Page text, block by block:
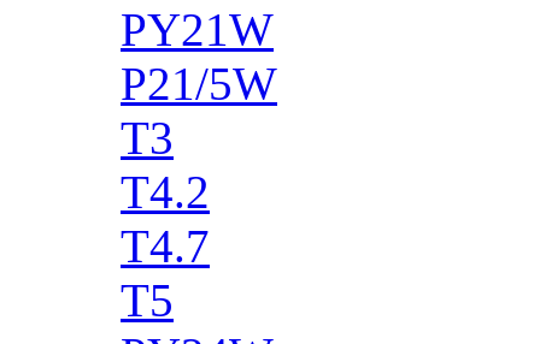
PY21W
P21/5W
T3
T4.2
T4.7
T5